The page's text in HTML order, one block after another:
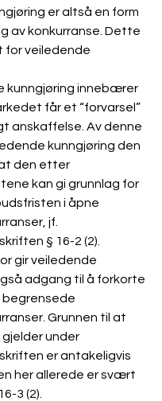
er altså en form
av konkurranse. Dette
for veiledende
kunngjøring innebærer
får et “forvarsel”
anskaffelse. Av denne
kunngjøring den
den etter
kan gi grunnlag for
i åpne
jf.
§ 16-2 (2).
gir veiledende
adgang til å forkorte
Grunnen til at
under
er antakeligvis
her allerede er svært
3 (2).